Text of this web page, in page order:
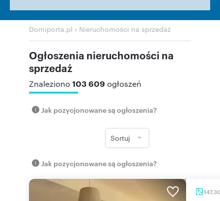
Domiporta.pl › Nieruchomości na sprzedaż
Ogłoszenia nieruchomości na
sprzedaż
Znaleziono 103 609 ogłoszeń
Jak pozycjonowane są ogłoszenia?
Sortuj
Jak pozycjonowane są ogłoszenia?